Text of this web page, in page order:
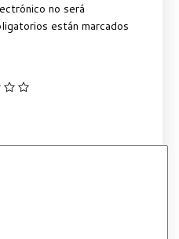
no será
están marcados